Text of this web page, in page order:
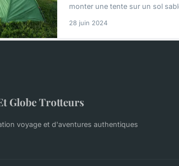
monter une tente sur un sol
28 juin 2024
Globe Trotteurs
voyage et d'aventures authentiques